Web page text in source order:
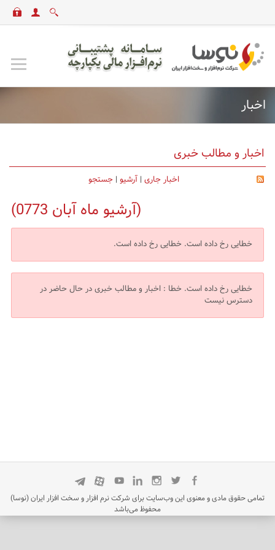
اخبار
اخبار و مطالب خبری
اخبار جاری | آرشیو | جستجو
(آرشیو ماه آبان 0773)
خطایی رخ داده است. خطایی رخ داده است.
خطایی رخ داده است. خطا : اخبار و مطالب خبری در حال حاضر در
دسترس نیست
تمامی حقوق مادی و معنوی این وب‌سایت برای شرکت نرم افزار و سخت افزار ایران (نوسا)
محفوظ می‌باشد